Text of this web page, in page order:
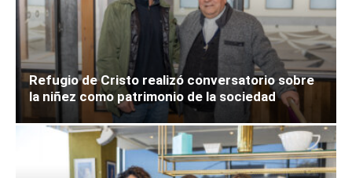
Refugio de Cristo realizó conversatorio sobre
la niñez como patrimonio de la sociedad